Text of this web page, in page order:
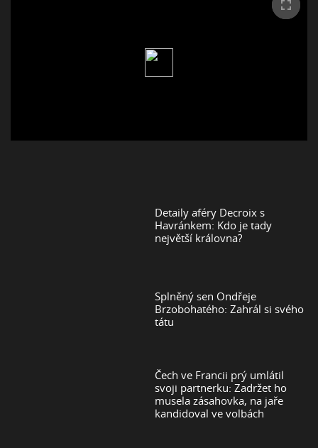
Detaily aféry Decroix s
Havránkem: Kdo je tady
největší královna?
Splněný sen Ondřeje
Brzobohatého: Zahrál si svého
tátu
Čech ve Francii prý umlátil
svoji partnerku: Zadržet ho
musela zásahovka, na jaře
kandidoval ve volbách